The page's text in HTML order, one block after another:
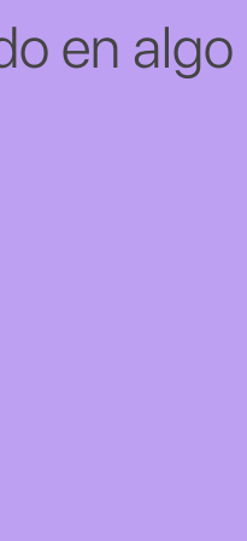
en